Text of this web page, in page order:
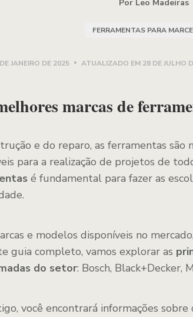
Por Leo Madeiras
FERRAMENTAS PARA
JANEIRO DE 2025 ATUALIZADO EM 28 DE JULHO
marcas de
e do reparo, as ferramentas
para a realização de projetos de
é fundamental para fazer as
e modelos disponíveis no
guia completo, vamos explorar as
do setor: Bosch, Black+Decker,
você encontrará informações